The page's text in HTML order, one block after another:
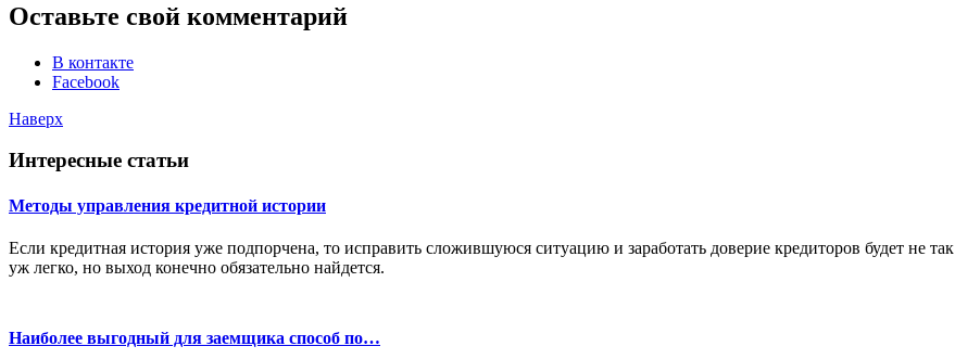
Оставьте свой комментарий
В контакте
Facebook
Наверх
Интересные статьи
Методы управления кредитной истории
Если кредитная история уже подпорчена, то исправить сложившуюся ситуацию и заработать доверие кредиторов будет не так
уж легко, но выход конечно обязательно найдется.
Наиболее выгодный для заемщика способ по…